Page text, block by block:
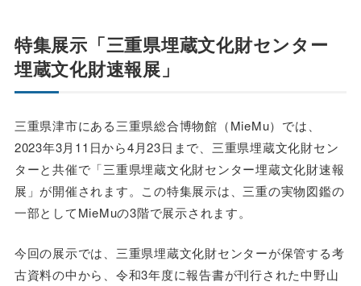
特集展示「三重県埋蔵文化財センター
埋蔵文化財速報展」
三重県津市にある三重県総合博物館（MieMu）では、
2023年3月11日から4月23日まで、三重県埋蔵文化財セン
ターと共催で「三重県埋蔵文化財センター埋蔵文化財速報
展」が開催されます。この特集展示は、三重の実物図鑑の
一部としてMieMuの3階で展示されます。
今回の展示では、三重県埋蔵文化財センターが保管する考
古資料の中から、令和3年度に報告書が刊行された中野山